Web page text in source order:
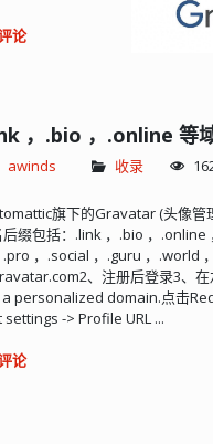
以注册。英文
，或许还有一
论
，.bio ，.online 等
awinds 收录
旗下的Gravatar (头像管
缀包括：.link ，.bio ，.online
，.social ，.guru ，.world
、注册后登录3、在
personalized domain.点击
-> Profile URL ...
论